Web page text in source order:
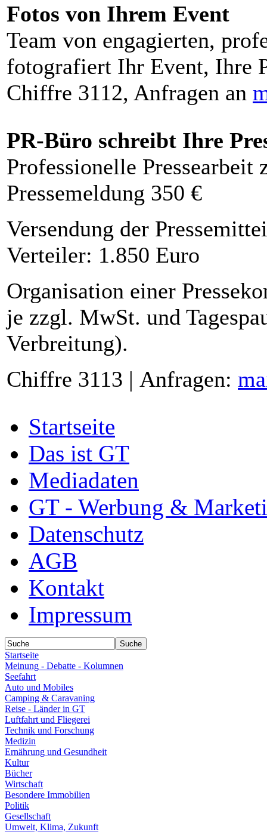
Fotos von Ihrem Event
Team von engagierten,
fotografiert Ihr Event, Ihre
Chiffre 3112, Anfragen an
PR-Büro schreibt Ihre
Professionelle Pressearbeit
Pressemeldung 350 €
Versendung der
Verteiler: 1.850 Euro
Organisation einer
je zzgl. MwSt. und
Verbreitung).
Chiffre 3113 | Anfragen:
Startseite
Das ist GT
Mediadaten
GT - Werbung &
Datenschutz
AGB
Kontakt
Impressum
Startseite
Meinung - Debatte - Kolumnen
Seefahrt
Auto und Mobiles
Camping & Caravaning
Reise - Länder in GT
Luftfahrt und Fliegerei
Technik und Forschung
Medizin
Ernährung und Gesundheit
Kultur
Bücher
Wirtschaft
Besondere Immobilien
Politik
Gesellschaft
Umwelt, Klima, Zukunft